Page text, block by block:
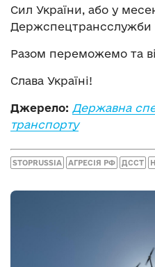
Сил України, або у
Держспецтрансслужби
Разом переможемо та
Слава Україні!
Джерело: Державна
транспорту
STOPRUSSIA АГРЕСІЯ РФ ДССТ